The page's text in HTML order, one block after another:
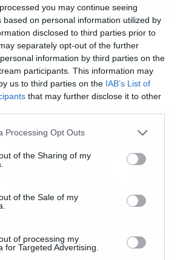
you may continue seeing
based on personal information utilized by
disclosed to third parties prior to
separately opt-out of the further
information by third parties on the
participants. This information may
us to third parties on the IAB’s List of
that may further disclose it to other
website/app uses one or more Google
or usage behaviour. You may click to
to Google and its third-party tags to
specified purposes in below Google
Processing Opt Outs
of the Sharing of my
of the Sale of my
of processing my
for Targeted Advertising.
https://roxx.gr/radio/”><img
https://roxx.gr/wp-
2015/01/rock-is-dead-radio-
width=”750″ height=”148″>
I Want to Believe –
με director’s cut που
τρόμο